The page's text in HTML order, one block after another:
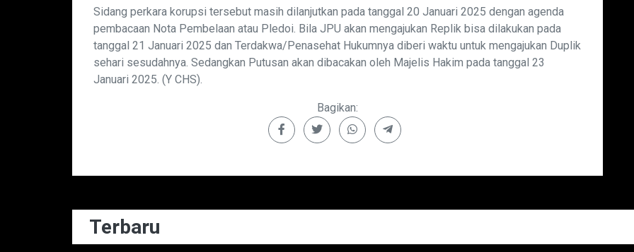
Sidang perkara korupsi tersebut masih dilanjutkan pada tanggal 20 Januari 2025 dengan agenda
pembacaan Nota Pembelaan atau Pledoi. Bila JPU akan mengajukan Replik bisa dilakukan pada
tanggal 21 Januari 2025 dan Terdakwa/Penasehat Hukumnya diberi waktu untuk mengajukan Duplik
sehari sesudahnya. Sedangkan Putusan akan dibacakan oleh Majelis Hakim pada tanggal 23
Januari 2025. (Y CHS).
Bagikan:
Terbaru